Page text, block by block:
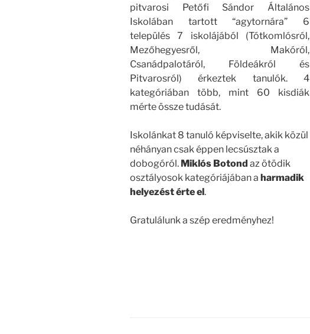
pitvarosi Petőfi Sándor Általános
Iskolában tartott “agytornára” 6
település 7 iskolájából (Tótkomlósról,
Mezőhegyesről, Makóról,
Csanádpalotáról, Földeákról és
Pitvarosról) érkeztek tanulók. 4
kategóriában több, mint 60 kisdiák
mérte össze tudását.
Iskolánkat 8 tanuló képviselte, akik közül
néhányan csak éppen lecsúsztak a
dobogóról. Miklós Botond az ötödik
osztályosok kategóriájában a harmadik
helyezést érte el.
Gratulálunk a szép eredményhez!